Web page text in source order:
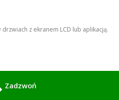
z ekranem LCD lub aplikacją.
Zadzwoń